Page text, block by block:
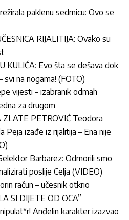
paklenu sedmicu: Ovo se
RIJALITIJA: Ovako su
KULIĆA: Evo šta se dešava dok
svi na nogama! (FOTO)
vijesti – izabranik odmah
za drugom
PETROVIĆ Teodora
Peja izađe iz rijalitija – Ena nije
Barbarez: Odmorili smo
poslije Celja (VIDEO)
račun – učesnik otkrio
SI DIJETE OD OCA”
Anđelin karakter izazvao